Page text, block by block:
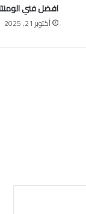
افضل فني
أكتوبر 21, 2025